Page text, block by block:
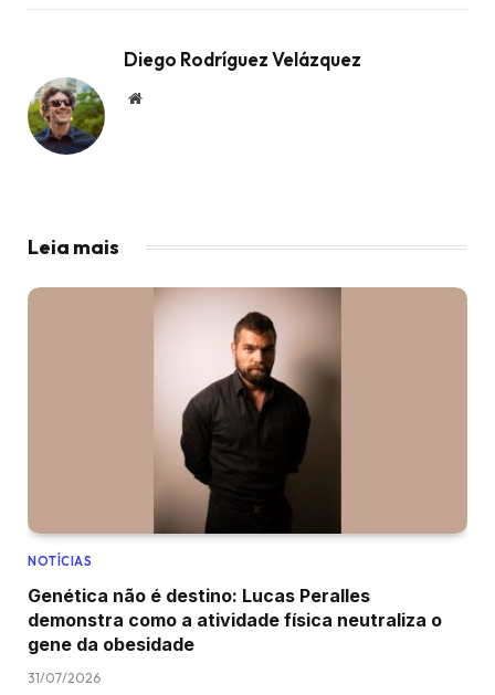
Diego Rodríguez Velázquez
Website
Leia mais
NOTÍCIAS
Genética não é destino: Lucas Peralles
demonstra como a atividade física neutraliza o
gene da obesidade
31/07/2026